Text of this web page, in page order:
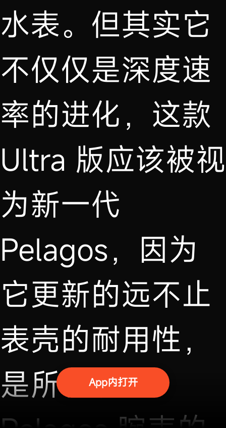
水表。但其实它
不仅仅是深度速
率的进化，这款
Ultra 版应该被视
为新一代
Pelagos，因为
它更新的远不止
表壳的耐用性，
是所有现有
App内打开